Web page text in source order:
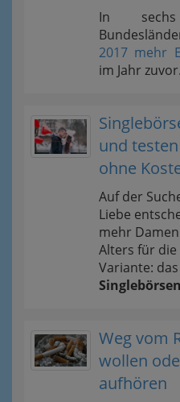
In sechs
2017 mehr
im Jahr zuvor.
und
ohne
Auf der
Liebe
mehr
Alters für die
Variante: das
Singlebörsen
Weg vom
wollen
aufhören